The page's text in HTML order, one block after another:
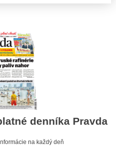
denníka Pravda
na každý deň